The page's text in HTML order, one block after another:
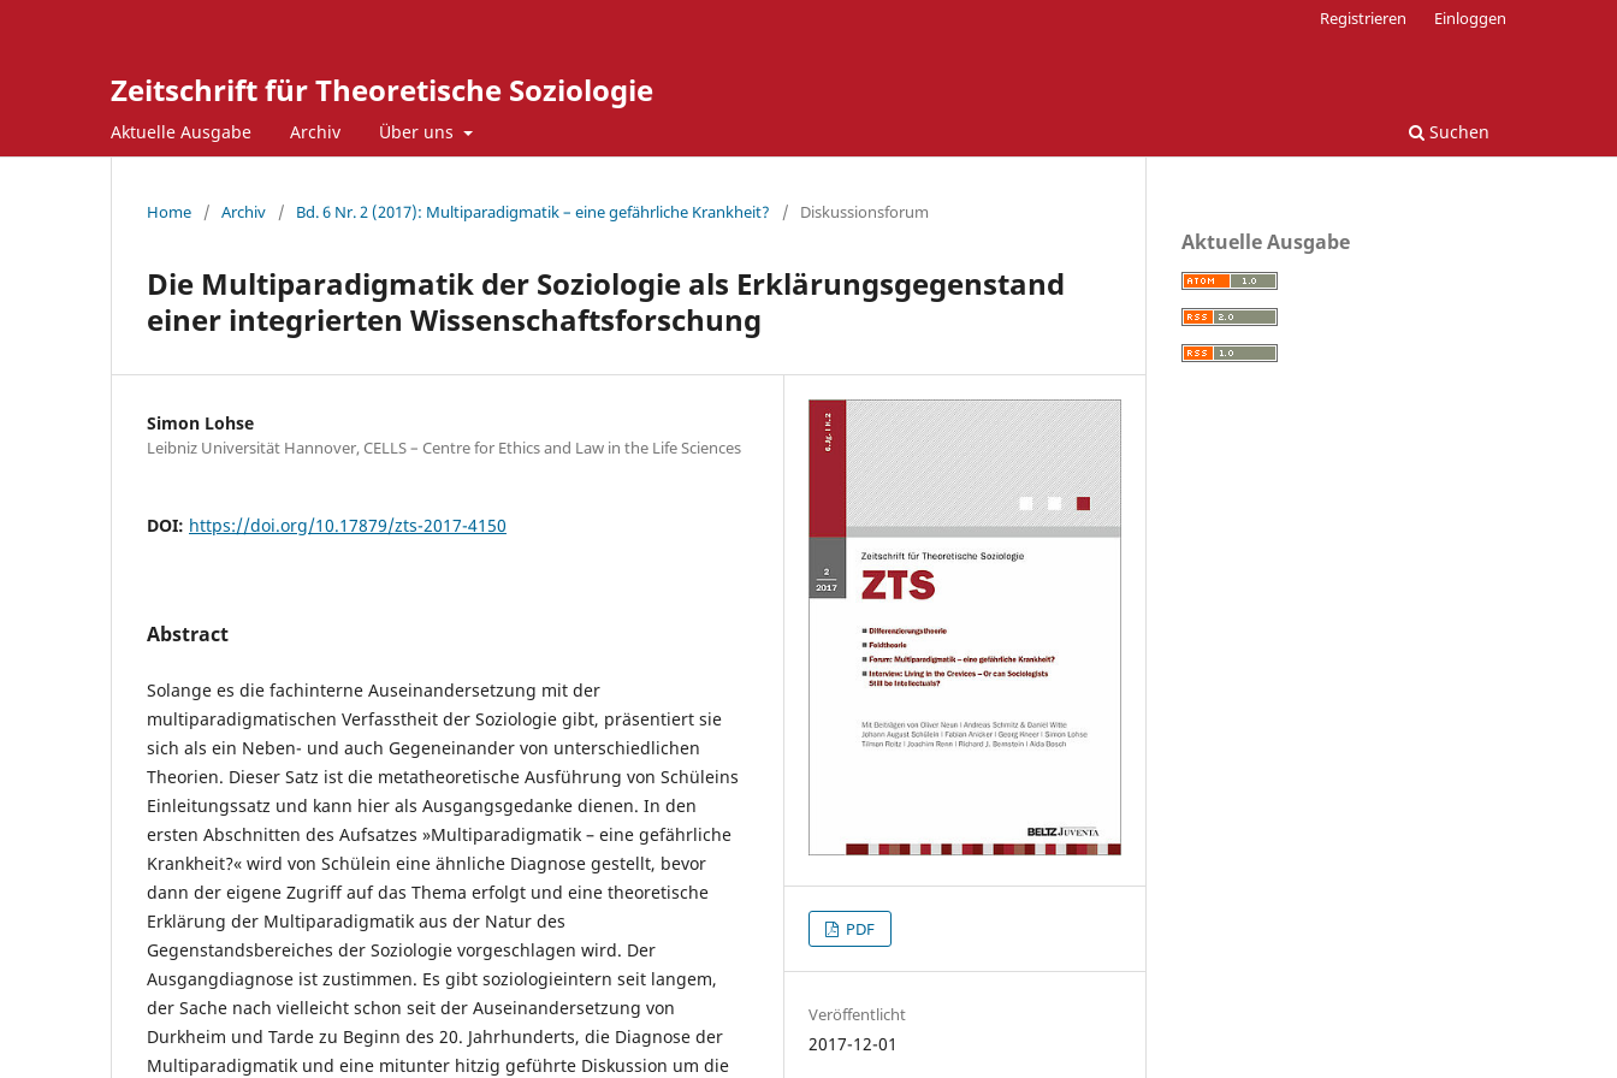
Zeitschrift für Theoretische Soziologie
Aktuelle Ausgabe Archiv Über uns Suchen
Registrieren Einloggen
Home / Archiv / Bd. 6 Nr. 2 (2017): Multiparadigmatik – eine gefährliche Krankheit? / Diskussionsforum
Die Multiparadigmatik der Soziologie als Erklärungsgegenstand
einer integrierten Wissenschaftsforschung
Simon Lohse
Leibniz Universität Hannover, CELLS – Centre for Ethics and Law in the Life Sciences
DOI: https://doi.org/10.17879/zts-2017-4150
Abstract
Solange es die fachinterne Auseinandersetzung mit der
multiparadigmatischen Verfasstheit der Soziologie gibt, präsentiert sie
sich als ein Neben- und auch Gegeneinander von unterschiedlichen
Theorien. Dieser Satz ist die metatheoretische Ausführung von Schüleins
Einleitungssatz und kann hier als Ausgangsgedanke dienen. In den
ersten Abschnitten des Aufsatzes »Multiparadigmatik – eine gefährliche
Krankheit?« wird von Schülein eine ähnliche Diagnose gestellt, bevor
dann der eigene Zugriff auf das Thema erfolgt und eine theoretische
Erklärung der Multiparadigmatik aus der Natur des
Gegenstandsbereiches der Soziologie vorgeschlagen wird. Der
Ausgangdiagnose ist zustimmen. Es gibt soziologieintern seit langem,
der Sache nach vielleicht schon seit der Auseinandersetzung von
Durkheim und Tarde zu Beginn des 20. Jahrhunderts, die Diagnose der
Multiparadigmatik und eine mitunter hitzig geführte Diskussion um die
PDF
Veröffentlicht
2017-12-01
Aktuelle Ausgabe